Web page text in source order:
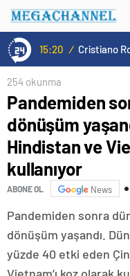
15:20 /
Vietnam’ı koz olarak
254 okunma
Pandemiden
dönüşüm
Hindistan ve
kullanıyor
ABONE OL News
Pandemiden sonra
dönüşüm yaşandı.
yüzde 40 etki eden